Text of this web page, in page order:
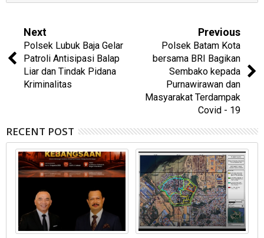
Next
Polsek Lubuk Baja Gelar
Patroli Antisipasi Balap
Liar dan Tindak Pidana
Kriminalitas
Previous
Polsek Batam Kota
bersama BRI Bagikan
Sembako kepada
Purnawirawan dan
Masyarakat Terdampak
Covid - 19
RECENT POST